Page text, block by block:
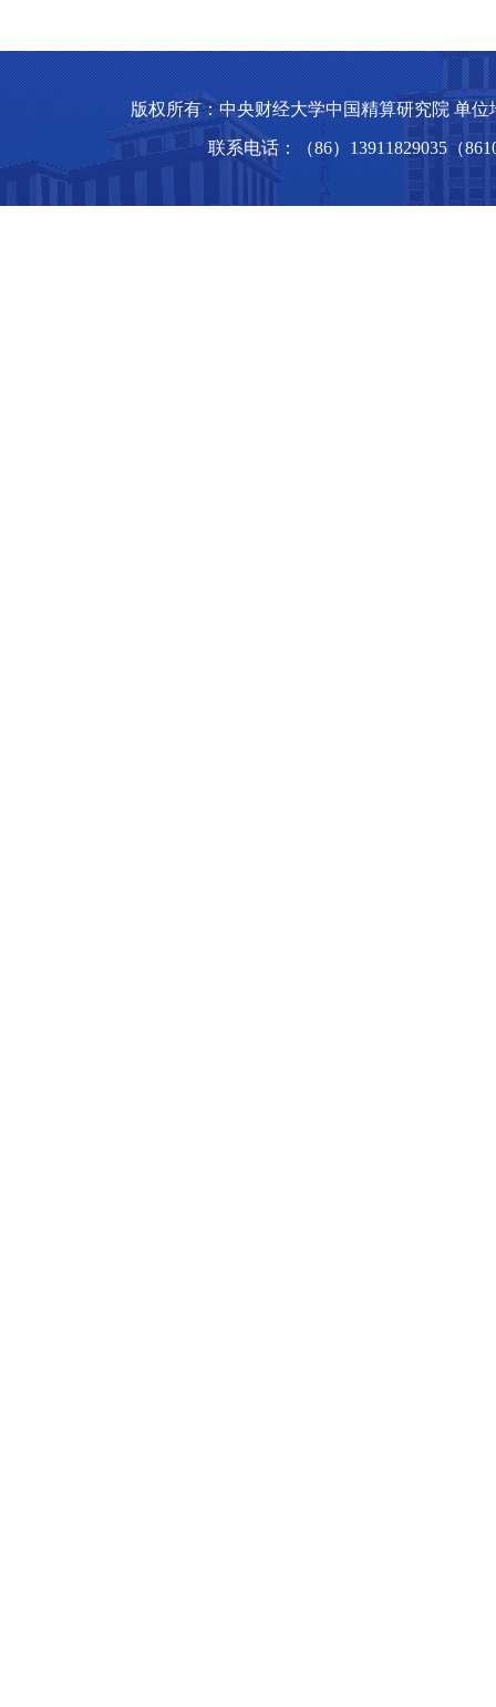
版权所有：中央财经大学中国精算研究院 单
联系电话：（86）13911829035（